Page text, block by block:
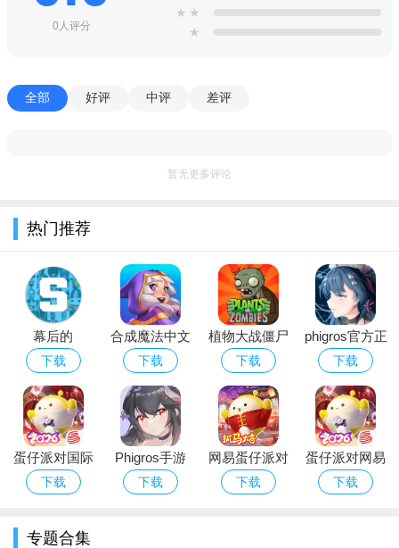
游戏特色：
尽情的互动；
3、置身各种场景当中，释放出你的压力，治愈的画面呈现，
愉快的减压。
游戏功能：
1、丰富的养成方式，不断的成长玩法，你随时都能自由的装
饰自己的小人；
2、玩法充满多多的欢乐，积极的参与进来，无限制的切磋，
参加各种派对；
3、你可以操控着开启精彩的闯关之旅，融入其中的去畅想其
中的乐趣精彩。
0人评分
★ ★
★
全部 好评 中评 差评
暂无更多评论
热门推荐
幕后的
Nextbots沙盒
游戏安卓最新
版本
下载
合成魔法中文
版
下载
植物大战僵尸
经典版下载安
装免费
下载
phigros官方正
版下载2026最
新版安卓版
下载
蛋仔派对国际
服Eggy Party
版
下载
Phigros手游
官方下载最新
下载
网易蛋仔派对
游戏免费版下
下载
蛋仔派对网易
版下载安卓正
下载
专题合集